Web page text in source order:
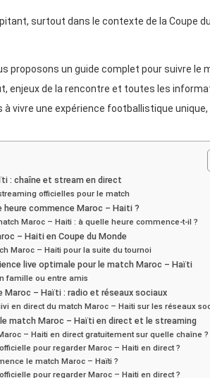
surtout dans le contexte de la Coupe
proposons un guide complet pour suivre le
enjeux de la rencontre et toutes les
vivre une expérience footballistique unique,
: chaîne et stream en direct
officielles pour le match
heure commence Maroc – Haiti ?
Maroc – Haiti : à quelle heure commence-t-il ?
– Haiti en Coupe du Monde
Maroc – Haiti pour la suite du tournoi
live optimale pour le match Maroc – Haïti
famille ou entre amis
Maroc – Haïti : radio et réseaux sociaux
en direct du match Maroc – Haiti sur les réseaux
match Maroc – Haïti en direct et le streaming
– Haiti en direct gratuitement sur quelle chaîne ?
pour regarder Maroc – Haiti en direct ?
le match Maroc – Haïti ?
pour regarder Maroc – Haiti en direct ?